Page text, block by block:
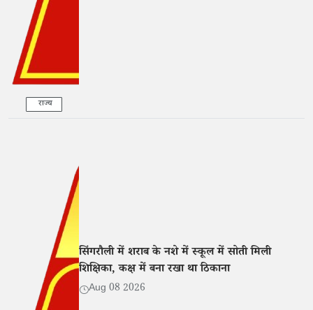
राज्य
सिंगरौली में शराब के नशे में स्कूल में सोती मिली
शिक्षिका, कक्ष में बना रखा था ठिकाना
Aug 08 2026